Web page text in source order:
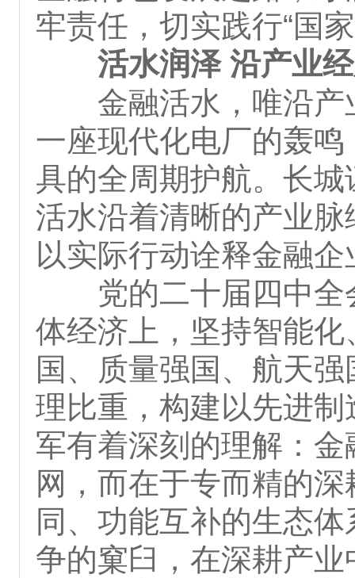
牢责任，切实践行“国
活水润泽 沿产业
金融活水，唯沿
一座现代化电厂的轰
具的全周期护航。长
活水沿着清晰的产业
以实际行动诠释金融
党的二十届四中
体经济上，坚持智能
国、质量强国、航天
理比重，构建以先进
军有着深刻的理解：
网，而在于专而精的
同、功能互补的生态
争的窠臼，在深耕产